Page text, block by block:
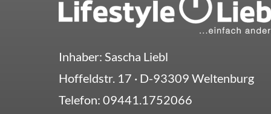
Inhaber: Sascha Liebl
Hoffeldstr. 17 · D-93309 Weltenburg
Telefon: 09441.1752066